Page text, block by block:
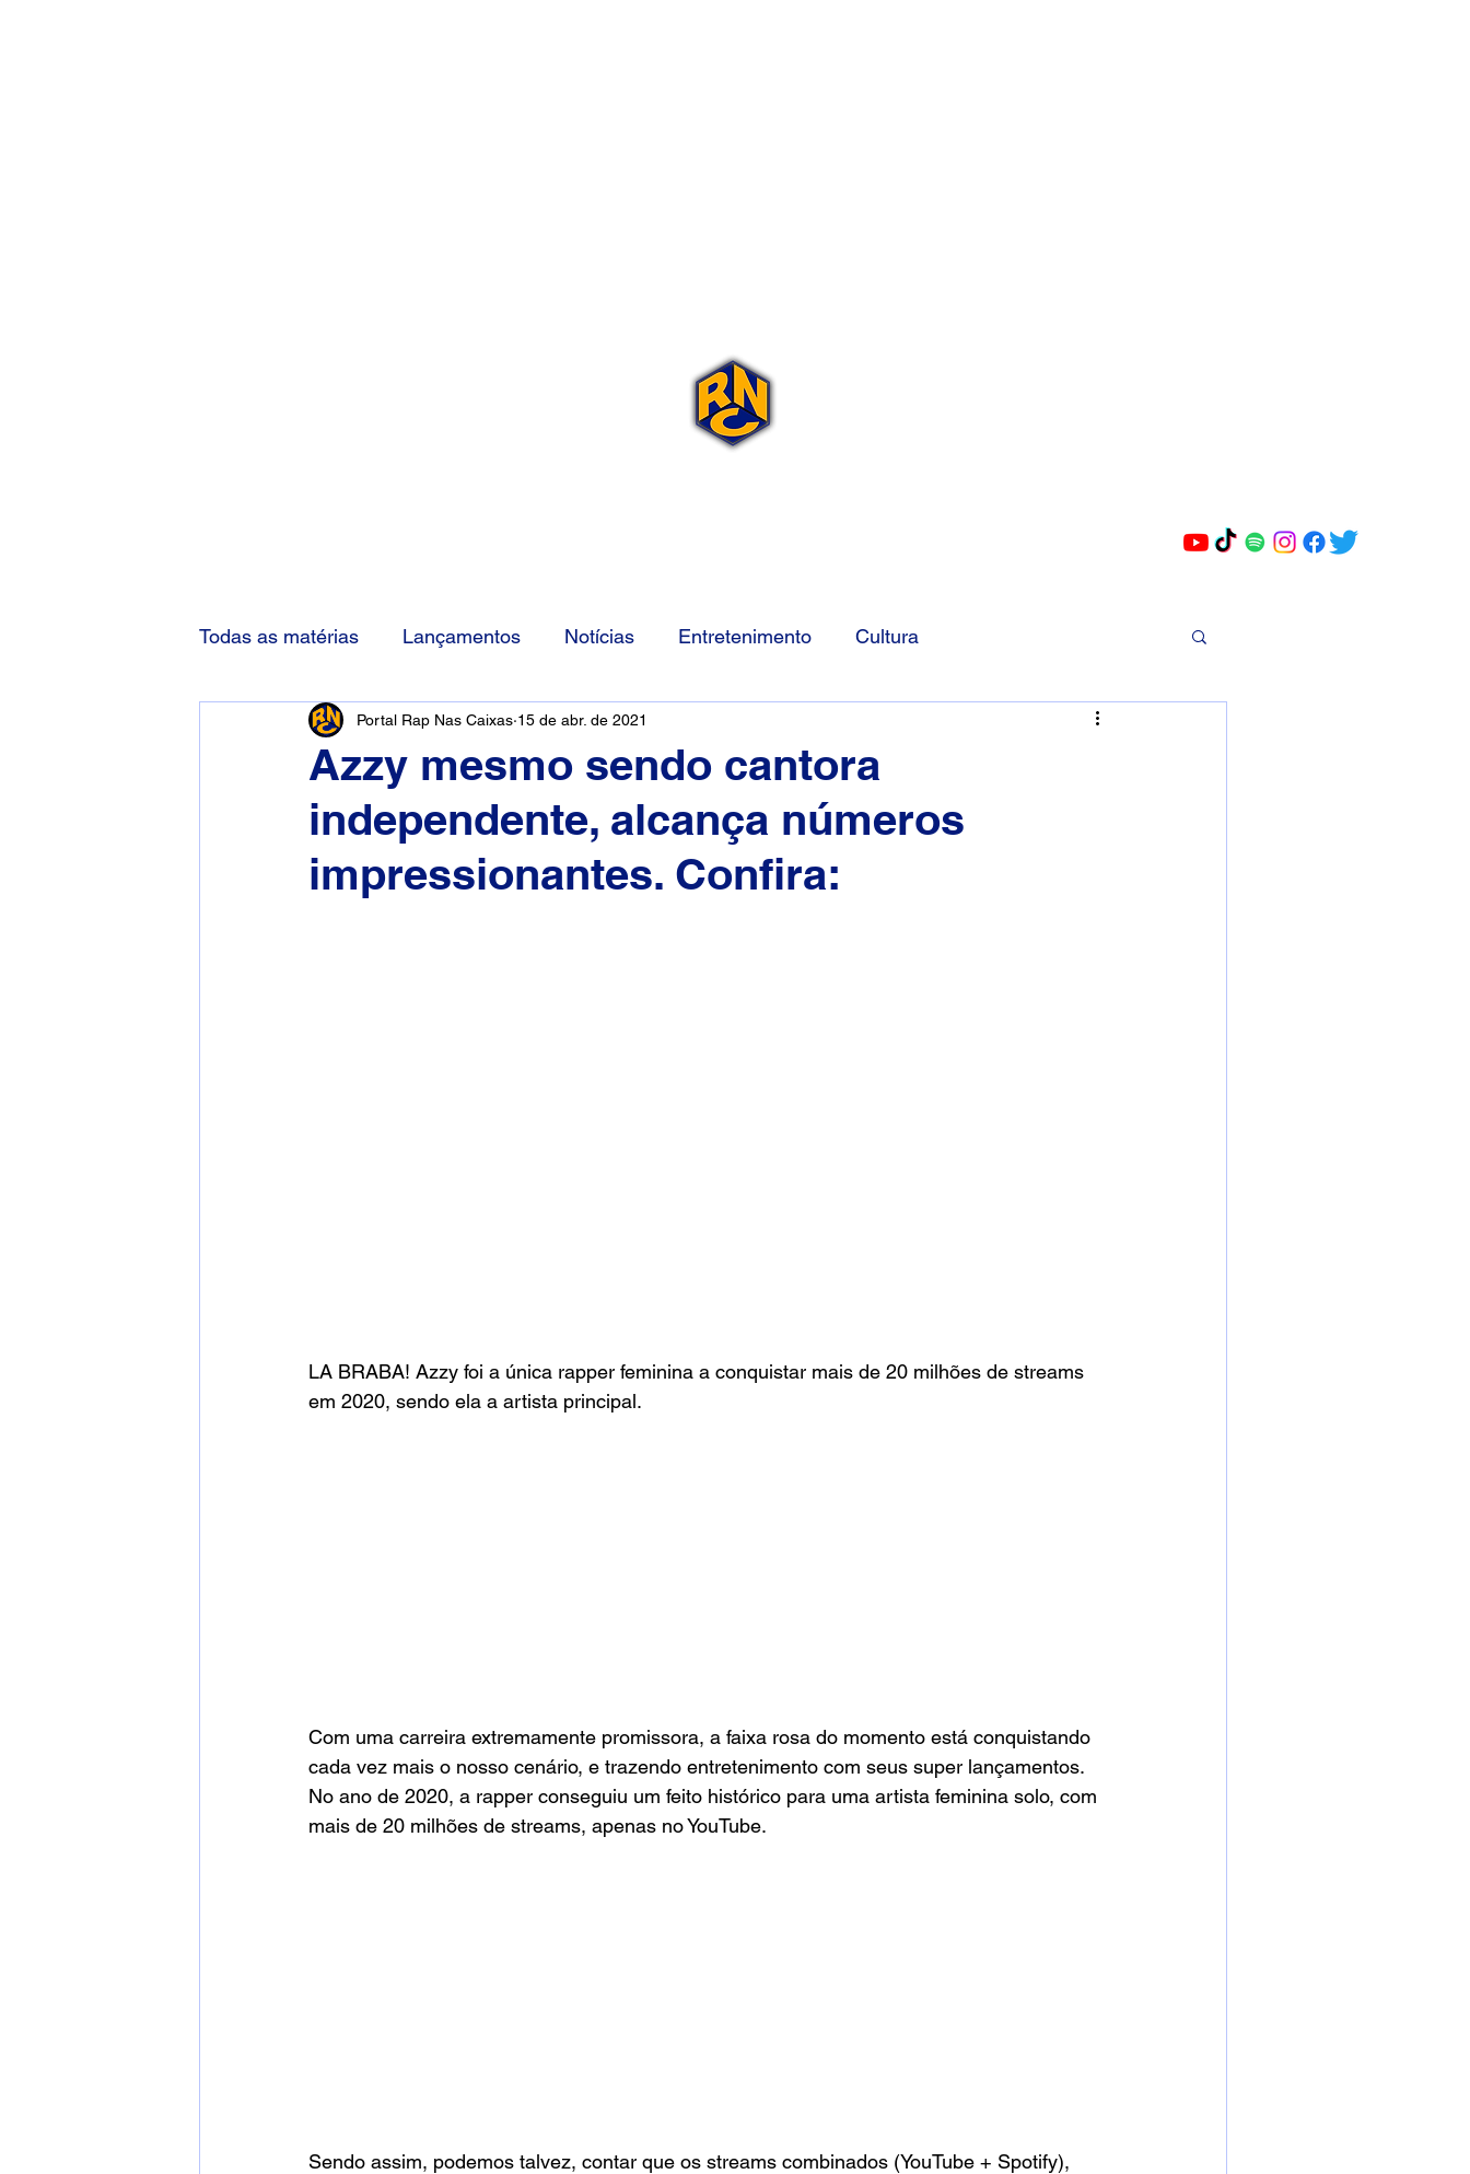
Todas as matérias Lançamentos Notícias Entretenimento Cultura
Azzy mesmo sendo cantora
independente, alcança números
impressionantes. Confira:
Portal Rap Nas Caixas 15 de abr. de 2021
LA BRABA! Azzy foi a única rapper feminina a conquistar mais de 20 milhões de streams
em 2020, sendo ela a artista principal.
Com uma carreira extremamente promissora, a faixa rosa do momento está conquistando
cada vez mais o nosso cenário, e trazendo entretenimento com seus super lançamentos.
No ano de 2020, a rapper conseguiu um feito histórico para uma artista feminina solo, com
mais de 20 milhões de streams, apenas no YouTube.
Sendo assim, podemos talvez, contar que os streams combinados (YouTube + Spotify),